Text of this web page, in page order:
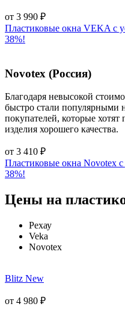
от 3 990 ₽
Пластиковые окна VEKA с
38%!
Novotex (Россия)
Благодаря невысокой
быстро стали популярными
покупателей, которые
изделия хорошего качества.
от 3 410 ₽
Пластиковые окна Novotex
38%!
Цены на
Рехау
Veka
Novotex
Blitz New
от 4 980 ₽